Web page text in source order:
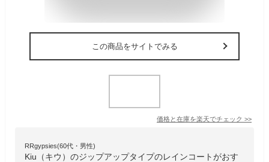
この商品をサイトでみる
価格と在庫を楽天でチェック >>
RRgypsies(60代・男性)
Kiu（キウ）のジップアップタイプのレインコートがおす